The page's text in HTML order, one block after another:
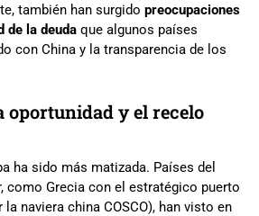
también han surgido preocupaciones
de la deuda que algunos países
con China y la transparencia de los
oportunidad y el recelo
ha sido más matizada. Países del
como Grecia con el estratégico puerto
naviera china COSCO), han visto en